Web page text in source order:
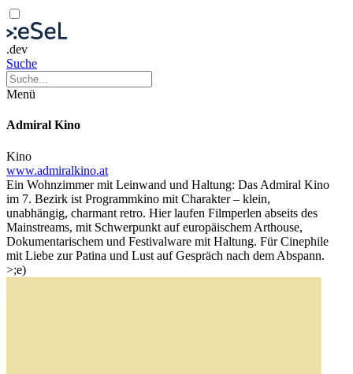
.dev
Suche
Menü
Admiral Kino
Kino
www.admiralkino.at
Ein Wohnzimmer mit Leinwand und Haltung: Das Admiral Kino
im 7. Bezirk ist Programmkino mit Charakter – klein,
unabhängig, charmant retro. Hier laufen Filmperlen abseits des
Mainstreams, mit Schwerpunkt auf europäischem Arthouse,
Dokumentarischem und Festivalware mit Haltung. Für Cinephile
mit Liebe zur Patina und Lust auf Gespräch nach dem Abspann.
>;e)